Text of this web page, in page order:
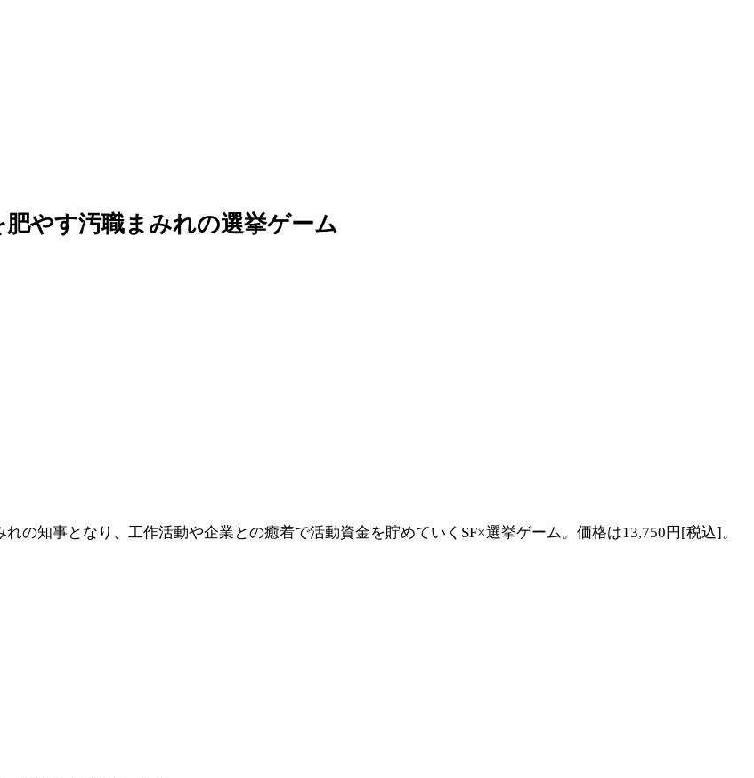
やす汚職まみれの選挙ゲーム
の知事となり、工作活動や企業との癒着で活動資金を貯めていくSF×選挙ゲーム。価格は13,750円[税込]。